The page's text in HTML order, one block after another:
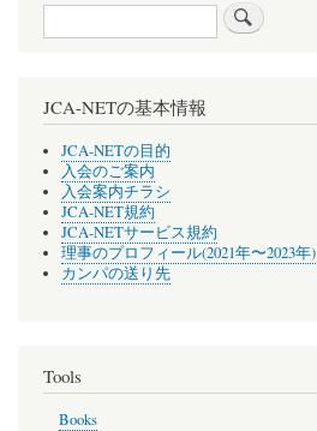
Search
JCA-NETの基本情報
JCA-NETの目的
入会のご案内
入会案内チラシ
JCA-NET規約
JCA-NETサービス規約
理事のプロフィール(2021年〜2023年)
カンパの送り先
Tools
Books